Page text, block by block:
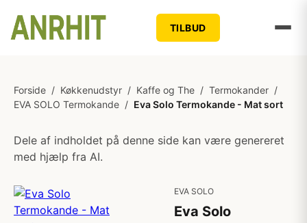
TILBUD
Forside / Køkkenudstyr / Kaffe og The / Termokander /
EVA SOLO Termokande / Eva Solo Termokande - Mat sort
Dele af indholdet på denne side kan være genereret
med hjælp fra AI.
EVA SOLO
Eva Solo